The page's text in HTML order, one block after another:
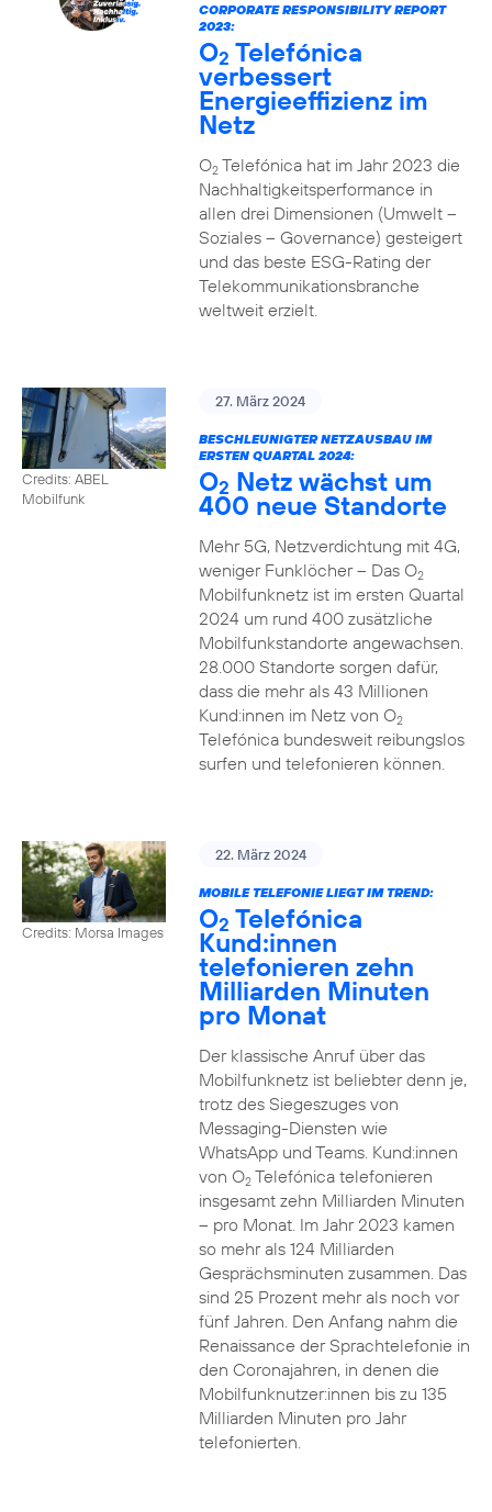
CORPORATE RESPONSIBILITY REPORT
2023:
O2 Telefónica
verbessert
Energieeffizienz im
Netz
O2Telefónica hat im Jahr 2023 die
Nachhaltigkeitsperformance in
allen drei Dimensionen (Umwelt –
Soziales – Governance) gesteigert
und das beste ESG-Rating der
Telekommunikationsbranche
weltweit erzielt.
Credits: ABEL
Mobilfunk
27. März 2024
BESCHLEUNIGTER NETZAUSBAU IM
ERSTEN QUARTAL 2024:
O2 Netz wächst um
400 neue Standorte
Mehr 5G, Netzverdichtung mit 4G,
weniger Funklöcher – Das O2
Mobilfunknetz ist im ersten Quartal
2024 um rund 400 zusätzliche
Mobilfunkstandorte angewachsen.
28.000 Standorte sorgen dafür,
dass die mehr als 43 Millionen
Kund:innen im Netz von O2
Telefónica bundesweit reibungslos
surfen und telefonieren können.
Credits: Morsa Images
22. März 2024
MOBILE TELEFONIE LIEGT IM TREND:
O2 Telefónica
Kund:innen
telefonieren zehn
Milliarden Minuten
pro Monat
Der klassische Anruf über das
Mobilfunknetz ist beliebter denn je,
trotz des Siegeszuges von
Messaging-Diensten wie
WhatsApp und Teams. Kund:innen
von O2Telefónica telefonieren
insgesamt zehn Milliarden Minuten
– pro Monat. Im Jahr 2023 kamen
so mehr als 124 Milliarden
Gesprächsminuten zusammen. Das
sind 25 Prozent mehr als noch vor
fünf Jahren. Den Anfang nahm die
Renaissance der Sprachtelefonie in
den Coronajahren, in denen die
Mobilfunknutzer:innen bis zu 135
Milliarden Minuten pro Jahr
telefonierten.